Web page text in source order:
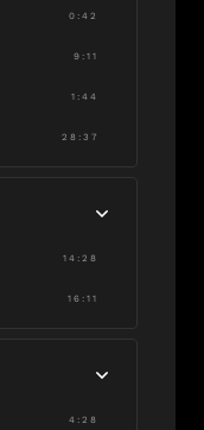
0:42
9:11
1:44
28:37
14:28
16:11
4:28